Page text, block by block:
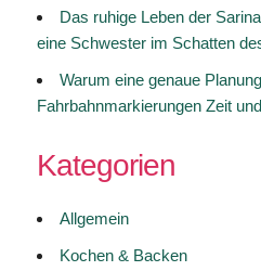
Das ruhige Leben der
eine Schwester im Schatten
Warum eine genaue
Fahrbahnmarkierungen Zeit
Kategorien
Allgemein
Kochen & Backen